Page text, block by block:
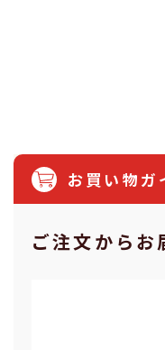
お買い物ガ
ご注⽂からお